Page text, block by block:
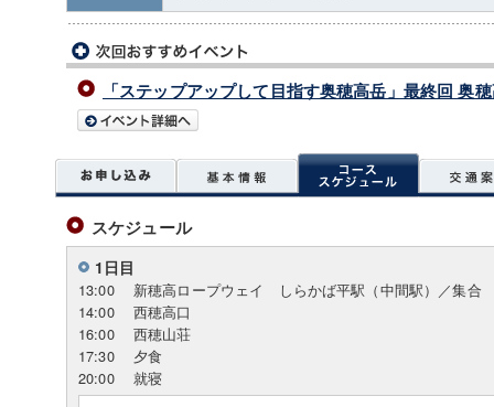
「ステップアップして目指す奥穂高岳」最終回 奥
スケジュール
1日目
13:00
新穂高ロープウェイ しらかば平駅（中間駅）／集合
14:00
西穂高口
16:00
西穂山荘
17:30
夕食
20:00
就寝